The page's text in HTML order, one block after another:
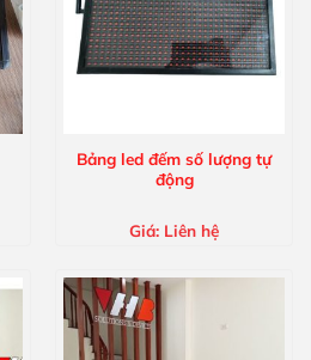
Bảng led đếm số lượng tự
động
Giá: Liên hệ